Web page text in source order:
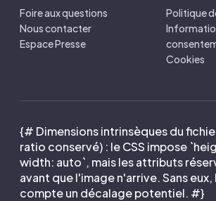
Foire aux questions
Nous contacter
Espace Presse
Politique
Cookies
{# Dimensions intrinsèques du
ratio conservé) : le CSS impose
width: auto`, mais les attributs
avant que l'image n'arrive. Sans
compte un décalage potentiel. #}